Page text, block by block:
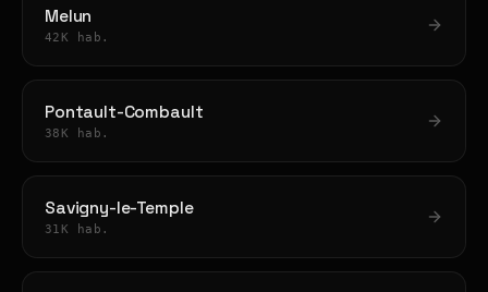
Melun
42K hab.
Pontault-Combault
38K hab.
Savigny-le-Temple
31K hab.